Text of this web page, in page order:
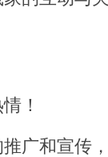
！
广和宣传